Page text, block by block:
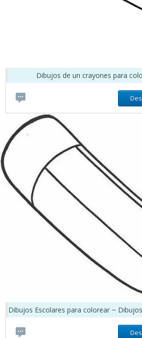
Dibujos de un crayones para
Dibujos Escolares para colorear ~